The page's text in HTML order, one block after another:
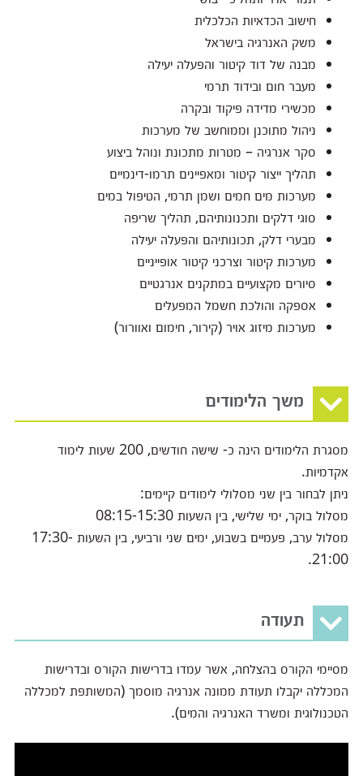
חישוב הכדאיות הכלכלית
משק האנרגיה בישראל
מבנה של דוד קיטור והפעלה יעילה
מעבר חום ובידוד תרמי
מכשירי מדידה פיקוד ובקרה
ניהול מתוכנן וממוחשב של מערכות
סקר אנרגיה – מטרות מתכונת ונוהל ביצוע
תהליך ייצור קיטור ומאפיינים תרמו-דינמיים
מערכות מים חמים ושמן תרמי, הטיפול במים
סוגי דלקים ותכנונותיהם, תהליך שריפה
מבערי דלק, תכונותיהם והפעלה יעילה
מערכות קיטור וצרכני קיטור אופייניים
סיורים מקצועיים במתקנים אנרגטיים
אספקה והולכת חשמל המפעלים
מערכות מיזוג אויר (קירור, חימום ואוורור)
משך הלימודים
מסגרת הלימודים הינה כ- שישה חודשים, 200 שעות לימוד
אקדמיות.
ניתן לבחור בין שני מסלולי לימודים קיימים:
מסלול בוקר, ימי שלישי, בין השעות 08:15-15:30
מסלול ערב, פעמיים בשבוע, ימים שני ורביעי, בין השעות 17:30-
21:00.
תעודה
מסיימי הקורס בהצלחה, אשר עמדו בדרישות הקורס ובדרישות
המכללה יקבלו תעודת ממונה אנרגיה מוסמך (המשותפת למכללה
הטכנולוגית ומשרד האנרגיה והמים).